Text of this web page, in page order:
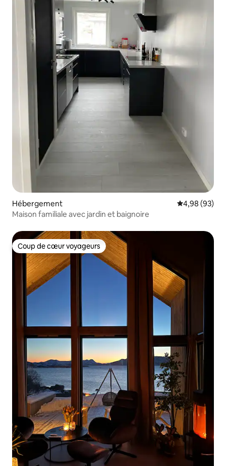
Hébergement Évaluation
4,98 (93)
Maison familiale avec jardin et baignoire
Coup de cœur voyageurs
Coup de cœur voyageurs